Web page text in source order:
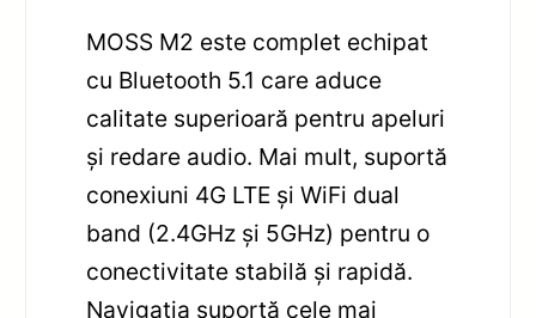
MOSS M2 este complet echipat
cu Bluetooth 5.1 care aduce
calitate superioară pentru apeluri
și redare audio. Mai mult, suportă
conexiuni 4G LTE și WiFi dual
band (2.4GHz și 5GHz) pentru o
conectivitate stabilă și rapidă.
Navigația suportă cele mai